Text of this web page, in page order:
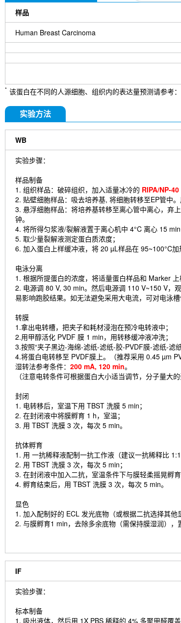
样品
Human Breast Carcinoma
* 该蛋白在不同的人源细胞、组织内的表达量预测请参考：
实验方法
WB
实验步骤：
样品制备
1. 组织样品：破碎组织，加入适量冰冷的 RIPA/NP-
2. 贴壁细胞样品：吸去培养基, 将细胞转移至EP管中
3. 悬浮细胞样品：将培养基转移至离心管中离心，弃
钟。
4. 将所得匀浆液/裂解液置于离心机中 4°C 离心 15 min
5. 取少量裂解液测定蛋白质浓度；
6. 加入蛋白上样缓冲液，将 20 µL样品在 95~100°C
电泳分离
1. 根据所提蛋白的浓度，将适量蛋白样品和 Marker 上
2. 电源调 80 V, 30 min。然后电源调 110 V~150 V，
易影响跑胶结果。如无法避免采用大电流，可对电泳槽
转膜
1.拿出电转槽，把夹子和耗材浸泡在预冷电转液中；
2.用甲醇活化 PVDF 膜 1 min，用转移缓冲液冲洗；
3.按照“夹子黑边-海绵-滤纸-滤纸-胶-PVDF膜-滤纸-滤
4.将蛋白电转移至 PVDF膜上。（推荐采用 0.45 µm
湿转法参考条件： 200 mA, 120 min。
（注意电转条件可根据蛋白大小适当调节，分子量
封闭
1. 电转移后，室温下用 TBST 洗膜 5 min；
2. 在封闭液中将膜孵育 1 h，室温；
3. 用 TBST 洗膜 3 次，每次 5 min。
抗体孵育
1. 用 一抗稀释液配制一抗工作液（建议一抗稀释比
2. 用 TBST 洗膜 3 次，每次 5 min；
3. 在封闭液中加入二抗，室温条件下与膜轻柔摇晃孵育
4. 孵育结束后，用 TBST 洗膜 3 次，每次 5 min。
显色
1. 加入配制好的 ECL 发光底物（或根据二抗选择其他
2. 与膜孵育1 min，去除多余底物（需保持膜湿润），
IF
实验步骤：
标本制备
1. 吸出液体，然后用 1X PBS 稀释的 4% 多聚甲醛覆